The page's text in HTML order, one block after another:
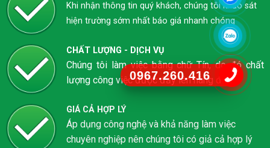
0967.260.416
Khi nhận thông tin quý khách, chúng tôi khảo sát
hiện trường sớm nhất báo giá nhanh chóng
CHẤT LƯỢNG - DỊCH VỤ
Chúng tôi làm việc bằng chữ Tín, do đó chất
lượng công việc được đẩy lên hàng đầu.
GIÁ CẢ HỢP LÝ
Áp dụng công nghệ và khả năng làm việc
chuyên nghiệp nên chúng tôi có giả cả hợp lý